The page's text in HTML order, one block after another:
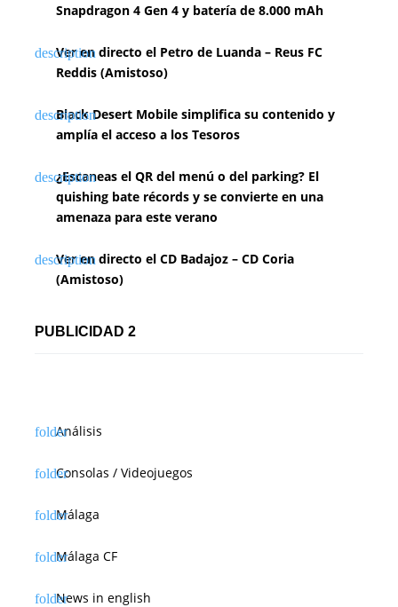
Snapdragon 4 Gen 4 y batería de 8.000 mAh
Ver en directo el Petro de Luanda – Reus FC
Reddis (Amistoso)
Black Desert Mobile simplifica su contenido y
amplía el acceso a los Tesoros
¿Escaneas el QR del menú o del parking? El
quishing bate récords y se convierte en una
amenaza para este verano
Ver en directo el CD Badajoz – CD Coria
(Amistoso)
PUBLICIDAD 2
Análisis
Consolas / Videojuegos
Málaga
Málaga CF
News in english